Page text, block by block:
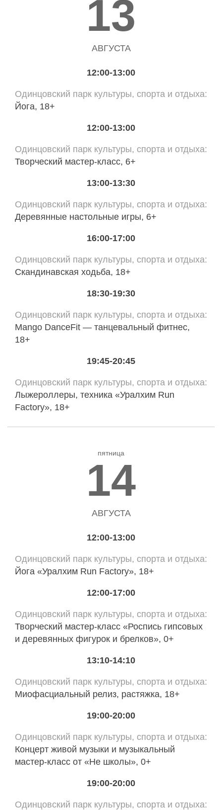
13
АВГУСТА
12:00-13:00
Одинцовский парк культуры, спорта и отдыха
Йога, 18+
12:00-13:00
Одинцовский парк культуры, спорта и отдыха
Творческий мастер-класс, 6+
13:00-13:30
Одинцовский парк культуры, спорта и отдыха
Деревянные настольные игры, 6+
16:00-17:00
Одинцовский парк культуры, спорта и отдыха
Скандинавская ходьба, 18+
18:30-19:30
Одинцовский парк культуры, спорта и отдыха
Mango DanceFit — танцевальный фитнес,
18+
19:45-20:45
Одинцовский парк культуры, спорта и отдыха
Лыжероллеры, техника «Уралхим Run
Factory», 18+
пятница
14
АВГУСТА
12:00-13:00
Одинцовский парк культуры, спорта и отдыха
Йога «Уралхим Run Factory», 18+
12:00-17:00
Одинцовский парк культуры, спорта и отдыха
Творческий мастер-класс «Роспись гипсовых
и деревянных фигурок и брелков», 0+
13:10-14:10
Одинцовский парк культуры, спорта и отдыха
Миофасциальный релиз, растяжка, 18+
19:00-20:00
Одинцовский парк культуры, спорта и отдыха
Концерт живой музыки и музыкальный
мастер-класс от «Не школы», 0+
19:00-20:00
Одинцовский парк культуры, спорта и отдыха